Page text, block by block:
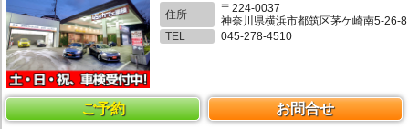
住所
〒224-0037
神奈川県横浜市都筑区茅ケ崎南5-26-8
TEL
045-278-4510
ご予約 お問合せ